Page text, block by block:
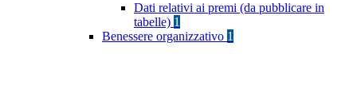
Dati relativi ai premi (da pubblicare in
tabelle) 1
Benessere organizzativo 1